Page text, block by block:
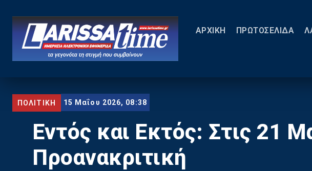
ΑΡΧΙΚΗ ΠΡΩΤΟΣΕΛΙΔΑ
ΠΟΛΙΤΙΚΗ 15 Μαΐου 2026, 08:38
Εντός και Εκτός: Στις 21
Προανακριτική